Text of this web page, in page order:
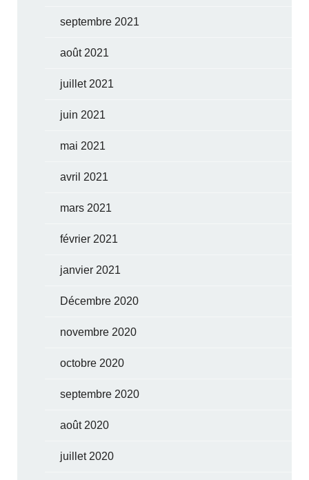
septembre 2021
août 2021
juillet 2021
juin 2021
mai 2021
avril 2021
mars 2021
février 2021
janvier 2021
Décembre 2020
novembre 2020
octobre 2020
septembre 2020
août 2020
juillet 2020